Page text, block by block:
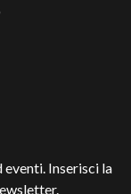
Inserisci la